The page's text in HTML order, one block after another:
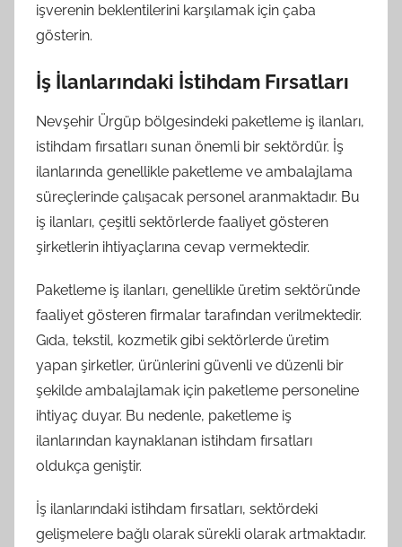
işverenin beklentilerini karşılamak için çaba
gösterin.
İş İlanlarındaki İstihdam Fırsatları
Nevşehir Ürgüp bölgesindeki paketleme iş ilanları,
istihdam fırsatları sunan önemli bir sektördür. İş
ilanlarında genellikle paketleme ve ambalajlama
süreçlerinde çalışacak personel aranmaktadır. Bu
iş ilanları, çeşitli sektörlerde faaliyet gösteren
şirketlerin ihtiyaçlarına cevap vermektedir.
Paketleme iş ilanları, genellikle üretim sektöründe
faaliyet gösteren firmalar tarafından verilmektedir.
Gıda, tekstil, kozmetik gibi sektörlerde üretim
yapan şirketler, ürünlerini güvenli ve düzenli bir
şekilde ambalajlamak için paketleme personeline
ihtiyaç duyar. Bu nedenle, paketleme iş
ilanlarından kaynaklanan istihdam fırsatları
oldukça geniştir.
İş ilanlarındaki istihdam fırsatları, sektördeki
gelişmelere bağlı olarak sürekli olarak artmaktadır.